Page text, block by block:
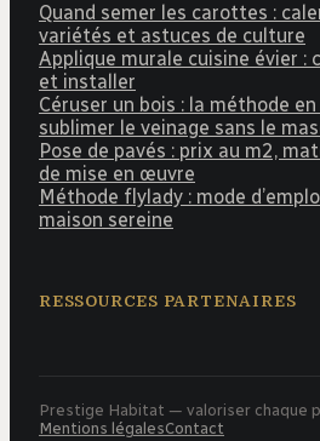
Quand semer les carottes :
variétés et astuces de culture
Applique murale cuisine évier :
et installer
Céruser un bois : la méthode
sublimer le veinage sans le
Pose de pavés : prix au m2,
de mise en œuvre
Méthode flylady : mode
maison sereine
RESSOURCES PARTENAIRES
Prestige Habitat — valoriser chaque
Mentions légalesContact